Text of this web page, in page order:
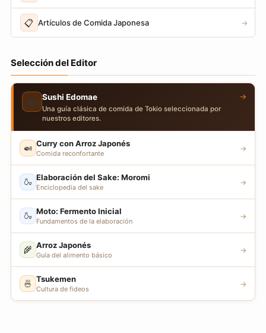
📋 Artículos de Comida Japonesa →
Selección del Editor
🍣 Sushi Edomae
Una guía clásica de comida de Tokio seleccionada por
nuestros editores.
→
🍛 Curry con Arroz Japonés
Comida reconfortante
→
🍶 Elaboración del Sake: Moromi
Enciclopedia del sake
→
🍶 Moto: Fermento Inicial
Fundamentos de la elaboración
→
🌾 Arroz Japonés
Guía del alimento básico
→
🍜 Tsukemen
Cultura de fideos
→